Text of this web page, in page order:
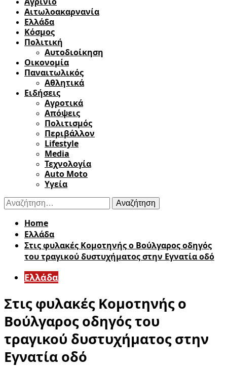
Αιτωλοακαρνανία
Ελλάδα
Κόσμος
Πολιτική
Αυτοδιοίκηση
Οικονομία
Παναιτωλικός
Αθλητικά
Ειδήσεις
Αγροτικά
Απόψεις
Πολιτισμός
Περιβάλλον
Lifestyle
Media
Τεχνολογία
Auto Moto
Υγεία
Αναζήτηση
για:
Home
Ελλάδα
Στις φυλακές Κομοτηνής ο Βούλγαρος οδηγός
του τραγικού δυστυχήματος στην Εγνατία οδό
Ελλάδα
Στις φυλακές Κομοτηνής ο
Βούλγαρος οδηγός του
τραγικού δυστυχήματος στην
Εγνατία οδό